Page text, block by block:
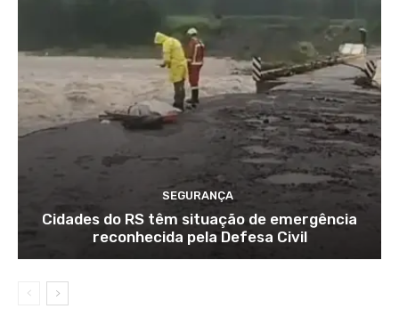
SEGURANÇA
Cidades do RS têm situação de emergência
reconhecida pela Defesa Civil